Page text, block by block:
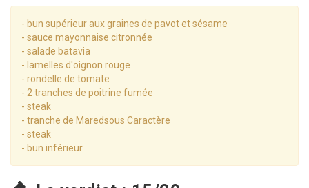
- bun supérieur aux graines de pavot et sésame
- sauce mayonnaise citronnée
- salade batavia
- lamelles d'oignon rouge
- rondelle de tomate
- 2 tranches de poitrine fumée
- steak
- tranche de Maredsous Caractère
- steak
- bun inférieur